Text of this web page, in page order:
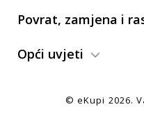
Povrat, zamjena i
Opći uvjeti
© eKupi 2026.